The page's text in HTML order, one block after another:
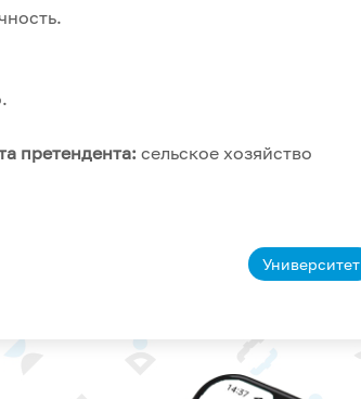
претендента: сельское хозяйство
Университет